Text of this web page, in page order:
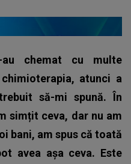
chemat cu multe
atunci a
să-mi spună. În
simțit ceva, dar nu am
bani, am spus că toată
avea așa ceva. Este